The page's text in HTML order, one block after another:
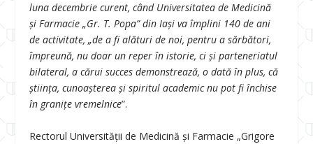
luna decembrie curent, când Universitatea de Medicină
şi Farmacie „Gr. T. Popa” din Iaşi va împlini 140 de ani
de activitate, „de a fi alături de noi, pentru a sărbători,
împreună, nu doar un reper în istorie, ci şi parteneriatul
bilateral, a cărui succes demonstrează, o dată în plus, că
ştiinţa, cunoaşterea şi spiritul academic nu pot fi închise
în graniţe vremelnice”.
Rectorul Universității de Medicină și Farmacie „Grigore